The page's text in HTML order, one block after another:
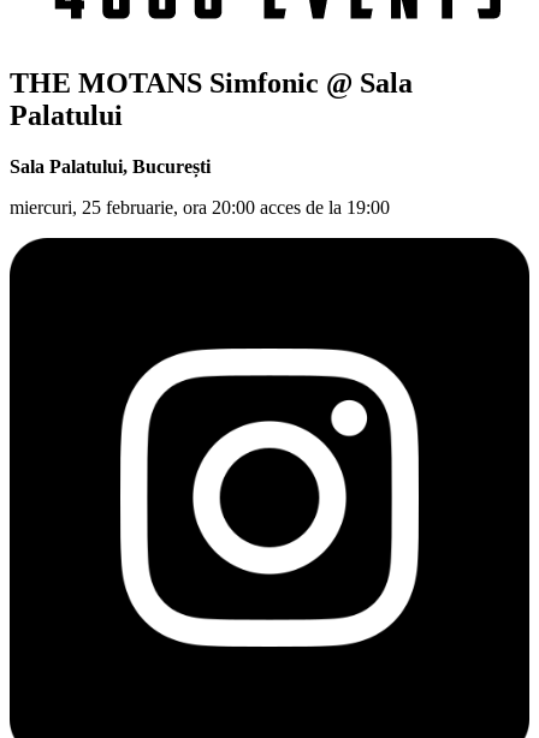
THE MOTANS Simfonic @ Sala
Palatului
Sala Palatului, București
miercuri, 25 februarie, ora 20:00 acces de la 19:00